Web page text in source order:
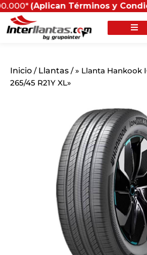
Términos y
Inicio / Llantas / » Llanta Hankook
265/45 R21Y XL»